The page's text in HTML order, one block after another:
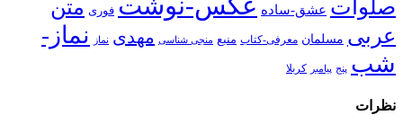
صلوات عشق-ساده فوری متن
عربی مسلمان معرفی-کتاب منبع منجی شناسی مهدی نماز
نماز-
شب پنج پیامبر کربلا
نظرات